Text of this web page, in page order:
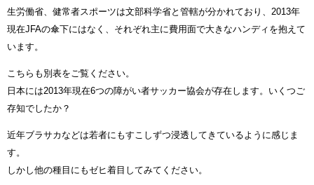
生労働省、健常者スポーツは文部科学省と管轄が分かれており、2013年
現在JFAの傘下にはなく、それぞれ主に費用面で大きなハンディを抱えて
います。
こちらも別表をご覧ください。
日本には2013年現在6つの障がい者サッカー協会が存在します。いくつご
存知でしたか？
近年ブラサカなどは若者にもすこしずつ浸透してきているように感じま
す。
しかし他の種目にもゼヒ着目してみてください。